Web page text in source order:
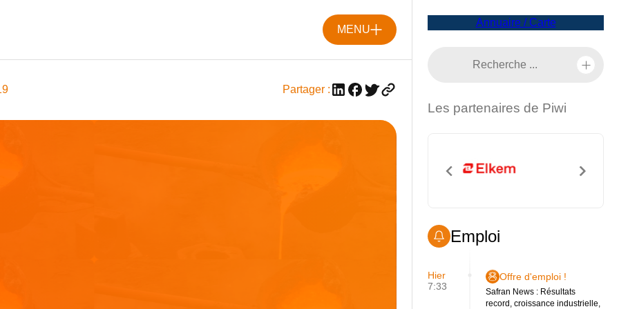
MENU
Partager :
Annuaire / Carte
Les partenaires de Piwi
Emploi
Hier
7:33
Offre d'emploi !
Safran News : Résultats
record, croissance industrielle,